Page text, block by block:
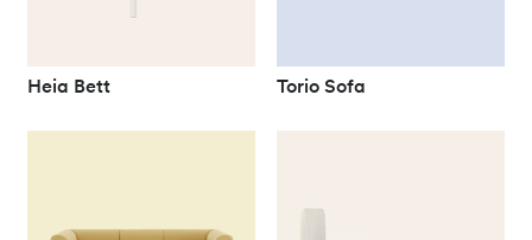
Heia Bett Torio Sofa